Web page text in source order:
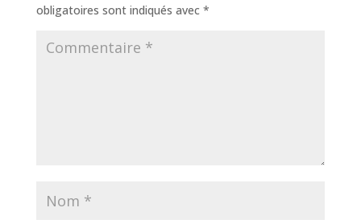
obligatoires sont indiqués avec *